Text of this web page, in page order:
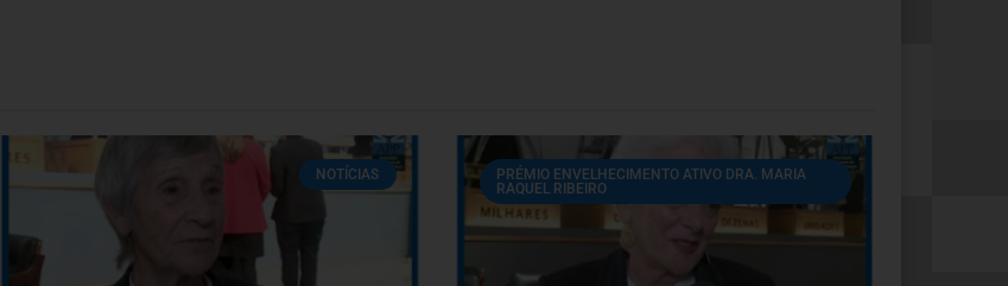
NOTÍCIAS
PRÉMIO ENVELHECIMENTO ATIVO DRA. MARIA
RAQUEL RIBEIRO